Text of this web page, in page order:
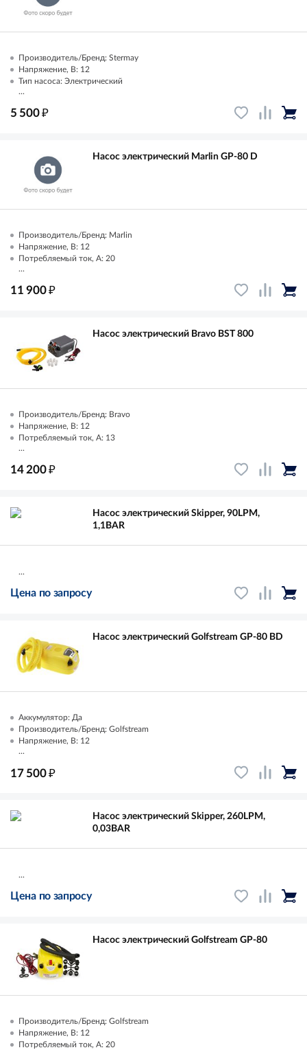
Производитель/Бренд: Stermay
Напряжение, В: 12
Тип насоса: Электрический
...
5 500₽
Насос электрический Marlin GP-80 D
Производитель/Бренд: Marlin
Напряжение, В: 12
Потребляемый ток, А: 20
...
11 900₽
Насос электрический Bravo BST 800
Производитель/Бренд: Bravo
Напряжение, В: 12
Потребляемый ток, А: 13
...
14 200₽
Насос электрический Skipper, 90LPM,
1,1BAR
...
Цена по запросу
Насос электрический Golfstream GP-80 BD
Аккумулятор: Да
Производитель/Бренд: Golfstream
Напряжение, В: 12
...
17 500₽
Насос электрический Skipper, 260LPM,
0,03BAR
...
Цена по запросу
Насос электрический Golfstream GP-80
Производитель/Бренд: Golfstream
Напряжение, В: 12
Потребляемый ток, А: 20